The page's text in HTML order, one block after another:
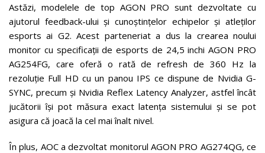
Astăzi, modelele de top AGON PRO sunt dezvoltate cu
ajutorul feedback-ului și cunoștințelor echipelor și atleților
esports ai G2. Acest parteneriat a dus la crearea noului
monitor cu specificații de esports de 24,5 inchi AGON PRO
AG254FG, care oferă o rată de refresh de 360 Hz la
rezoluție Full HD cu un panou IPS ce dispune de Nvidia G-
SYNC, precum și Nvidia Reflex Latency Analyzer, astfel încât
jucătorii își pot măsura exact latența sistemului și se pot
asigura că joacă la cel mai înalt nivel.
În plus, AOC a dezvoltat monitorul AGON PRO AG274QG, ce